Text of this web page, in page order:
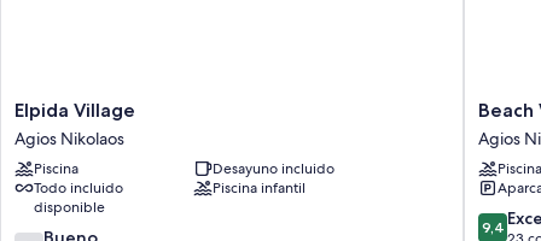
Artículos de higiene personal gratuitos y secadores de pelo
Televisiones de 32 pulgadas con canales por satélite
Frigoríficos, servicio de limpieza diario y escritorios
Elpida
Village
Agios
Nikolaos
Elpida Village
Agios Nikolaos
Piscina
Desayuno incluido
Todo incluido
disponible
Piscina infantil
7.6
Beach
Walk
Luxury
Suites
Agios
Nikolaos
Beach
Agios
Piscina
9.4
9,4